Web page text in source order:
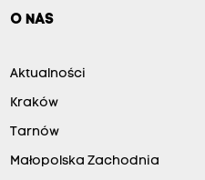
O NAS
Aktualności
Kraków
Tarnów
Małopolska Zachodnia